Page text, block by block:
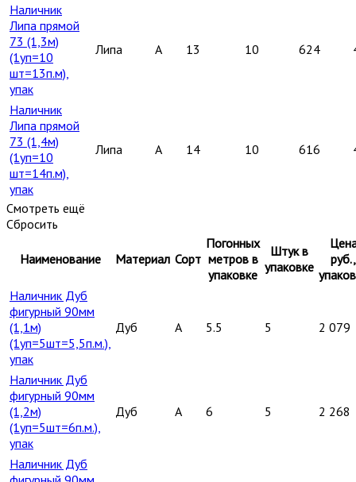
Наличник
Липа прямой
73 (1,3м)
(1уп=10
шт=13п.м),
упак
Липа A 13 10 624
Наличник
Липа прямой
73 (1,4м)
(1уп=10
шт=14п.м),
упак
Липа A 14 10 616
Смотреть ещё
Сбросить
Наименование Материал Сорт
Погонных
метров в
упаковке
Штук в
упаковке
руб.,
Наличник Дуб
фигурный 90мм
(1,1м)
(1уп=5шт=5,5п.м.),
упак
Дуб A 5.5 5 2 079
Наличник Дуб
фигурный 90мм
(1,2м)
(1уп=5шт=6п.м.),
упак
Дуб A 6 5 2 268
Наличник Дуб